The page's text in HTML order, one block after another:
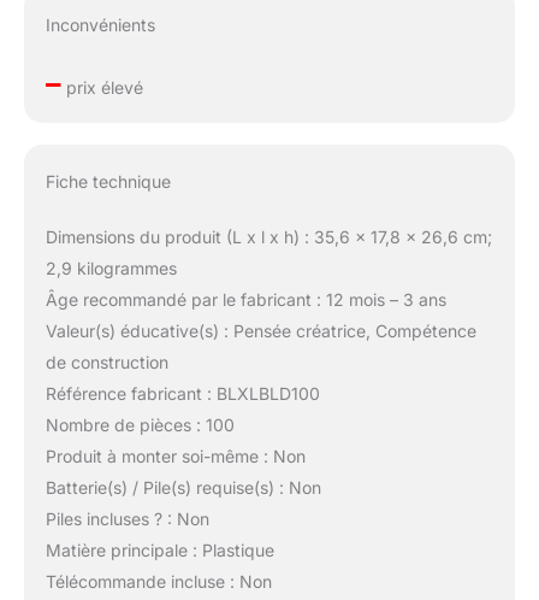
Inconvénients
–prix élevé
Fiche technique
Dimensions du produit (L x l x h) : 35,6 x 17,8 x 26,6 cm;
2,9 kilogrammes
Âge recommandé par le fabricant : 12 mois – 3 ans
Valeur(s) éducative(s) : Pensée créatrice, Compétence
de construction
Référence fabricant : BLXLBLD100
Nombre de pièces : 100
Produit à monter soi-même : Non
Batterie(s) / Pile(s) requise(s) : Non
Piles incluses ? : Non
Matière principale : Plastique
Télécommande incluse : Non